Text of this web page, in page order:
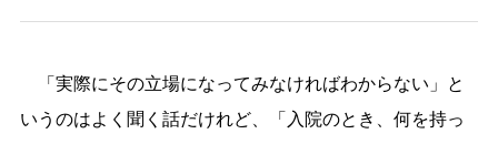
「実際にその立場になってみなければわからない」と
いうのはよく聞く話だけれど、「入院のとき、何を持っ